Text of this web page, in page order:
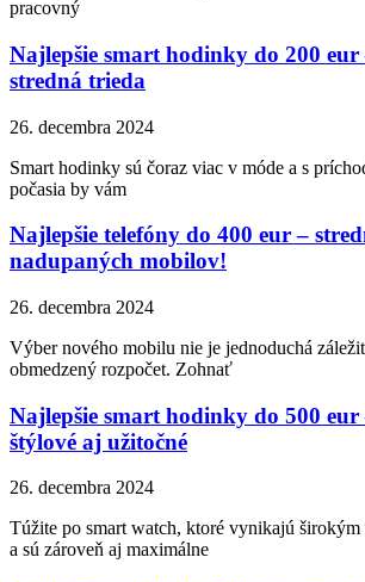
pracovný
Najlepšie smart hodinky do 200
stredná trieda
26. decembra 2024
Smart hodinky sú čoraz viac v móde a s
počasia by vám
Najlepšie telefóny do 400 eur –
nadupaných mobilov!
26. decembra 2024
Výber nového mobilu nie je jednoduchá
obmedzený rozpočet. Zohnať
Najlepšie smart hodinky do 500 eur
štýlové aj užitočné
26. decembra 2024
Túžite po smart watch, ktoré vynikajú
a sú zároveň aj maximálne